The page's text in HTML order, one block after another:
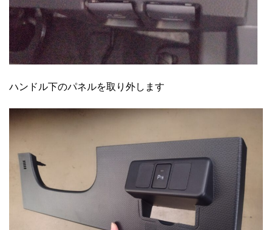
ハンドル下のパネルを取り外します